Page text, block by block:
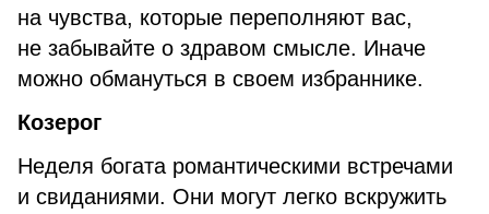
на чувства, которые переполняют вас,
не забывайте о здравом смысле. Иначе
можно обмануться в своем избраннике.
Козерог
Неделя богата романтическими встречами
и свиданиями. Они могут легко вскружить